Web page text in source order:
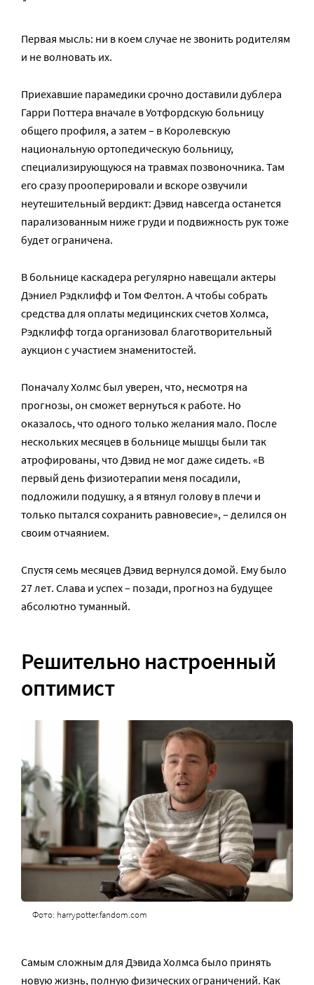
Первая мысль: ни в коем случае не звонить родителям
и не волновать их.
Приехавшие парамедики срочно доставили дублера
Гарри Поттера вначале в Уотфордскую больницу
общего профиля, а затем – в Королевскую
национальную ортопедическую больницу,
специализирующуюся на травмах позвоночника. Там
его сразу прооперировали и вскоре озвучили
неутешительный вердикт: Дэвид навсегда останется
парализованным ниже груди и подвижность рук тоже
будет ограничена.
В больнице каскадера регулярно навещали актеры
Дэниел Рэдклифф и Том Фелтон. А чтобы собрать
средства для оплаты медицинских счетов Холмса,
Рэдклифф тогда организовал благотворительный
аукцион с участием знаменитостей.
Поначалу Холмс был уверен, что, несмотря на
прогнозы, он сможет вернуться к работе. Но
оказалось, что одного только желания мало. После
нескольких месяцев в больнице мышцы были так
атрофированы, что Дэвид не мог даже сидеть. «В
первый день физиотерапии меня посадили,
подложили подушку, а я втянул голову в плечи и
только пытался сохранить равновесие», – делился он
своим отчаянием.
Спустя семь месяцев Дэвид вернулся домой. Ему было
27 лет. Слава и успех – позади, прогноз на будущее
абсолютно туманный.
Решительно настроенный
оптимист
Фото: harrypotter.fandom.com
Самым сложным для Дэвида Холмса было принять
новую жизнь, полную физических ограничений. Как